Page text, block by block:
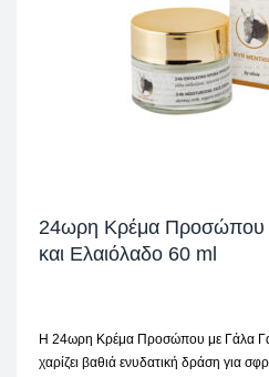
24ωρη Κρέμα Προσώπου
και Ελαιόλαδο 60 ml
Η 24ωρη Κρέμα Προσώπου με Γάλα
χαρίζει βαθιά ενυδατική δράση για